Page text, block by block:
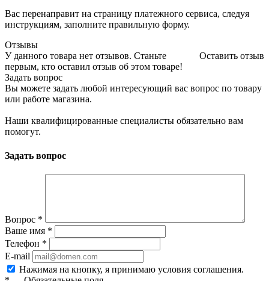
Вас перенаправит на страницу платежного сервиса, следуя
инструкциям, заполните правильную форму.
Отзывы
Оставить отзыв
У данного товара нет отзывов. Станьте
первым, кто оставил отзыв об этом товаре!
Задать вопрос
Вы можете задать любой интересующий вас вопрос по товару
или работе магазина.
Наши квалифицированные специалисты обязательно вам
помогут.
Задать вопрос
Вопрос *
Ваше имя *
Телефон *
E-mail
Нажимая на кнопку, я принимаю условия соглашения.